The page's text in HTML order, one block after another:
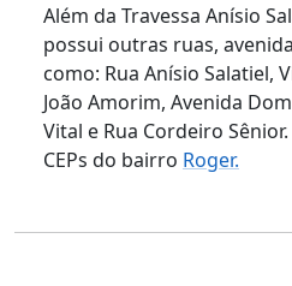
Além da Travessa Anísio
possui outras ruas,
como: Rua Anísio Salatiel,
João Amorim, Avenida
Vital e Rua Cordeiro
CEPs do bairro Roger.